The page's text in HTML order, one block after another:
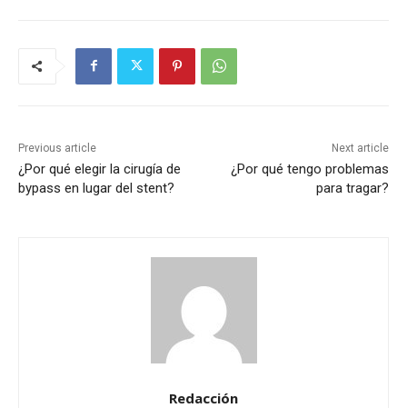
Previous article
¿Por qué elegir la cirugía de
bypass en lugar del stent?
Next article
¿Por qué tengo problemas
para tragar?
Redacción